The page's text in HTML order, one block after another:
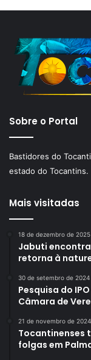
Sobre o Portal
Bastidores do
estado do Tocantins.
Mais visitadas
18 de dezembro de 2025
Jabuti
retorna à
30 de setembro de 2024
Pesquisa do
Câmara de
21 de novembro de 2024
Tocantinenses
folgas em